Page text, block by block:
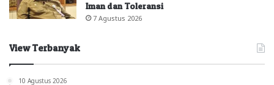
Iman dan Toleransi
7 Agustus 2026
View Terbanyak
10 Agustus 2026